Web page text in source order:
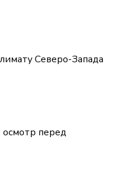
Северо-Запада
перед